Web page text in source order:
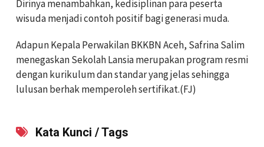
Dirinya menambahkan, kedisiplinan para peserta
wisuda menjadi contoh positif bagi generasi muda.
Adapun Kepala Perwakilan BKKBN Aceh, Safrina Salim
menegaskan Sekolah Lansia merupakan program resmi
dengan kurikulum dan standar yang jelas sehingga
lulusan berhak memperoleh sertifikat.(FJ)
Kata Kunci / Tags